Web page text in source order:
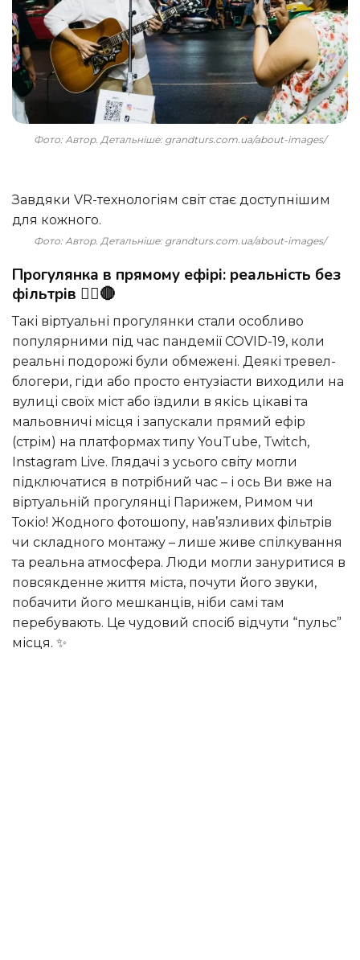
Фото: Автор. Детальніше: grandturs.com.ua/about-images/
Завдяки VR-технологіям світ стає доступнішим
для кожного.
Фото: Автор. Детальніше: grandturs.com.ua/about-images/
Прогулянка в прямому ефірі: реальність без
фільтрів 🚶‍♂️🔴
Такі віртуальні прогулянки стали особливо
популярними під час пандемії COVID-19, коли
реальні подорожі були обмежені. Деякі тревел-
блогери, гіди або просто ентузіасти виходили на
вулиці своїх міст або їздили в якісь цікаві та
мальовничі місця і запускали прямий ефір
(стрім) на платформах типу YouTube, Twitch,
Instagram Live. Глядачі з усього світу могли
підключатися в потрібний час – і ось Ви вже на
віртуальній прогулянці Парижем, Римом чи
Токіо! Жодного фотошопу, нав’язливих фільтрів
чи складного монтажу – лише живе спілкування
та реальна атмосфера. Люди могли зануритися в
повсякденне життя міста, почути його звуки,
побачити його мешканців, ніби самі там
перебувають. Це чудовий спосіб відчути “пульс”
місця. ✨